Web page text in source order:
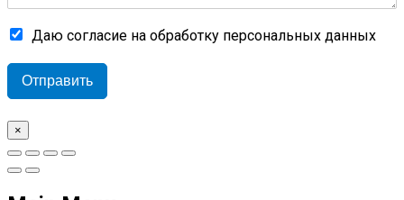
Даю согласие на обработку персональных данных
Отправить
×